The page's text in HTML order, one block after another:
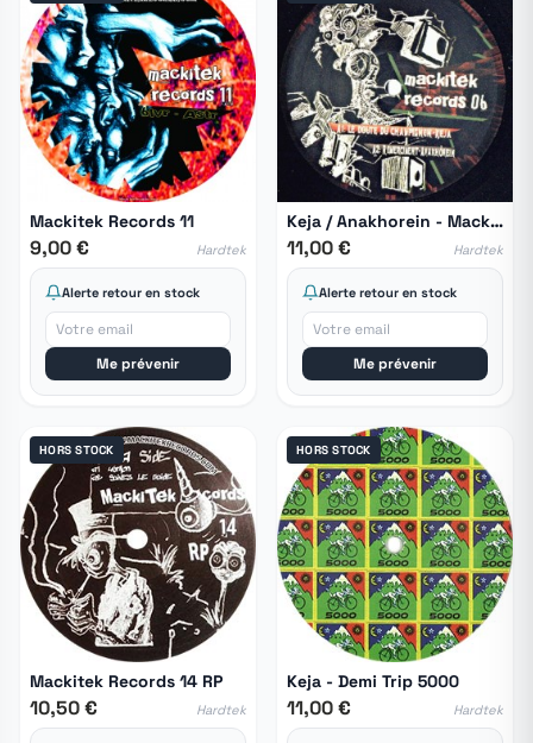
Mackitek Records 11
9,00 € Hardtek
Alerte retour en stock
Me prévenir
Keja / Anakhorein - Mackitek Records 06
11,00 € Hardtek
Alerte retour en stock
Me prévenir
HORS STOCK
Mackitek Records 14 RP
10,50 € Hardtek
HORS STOCK
Keja - Demi Trip 5000
11,00 € Hardtek